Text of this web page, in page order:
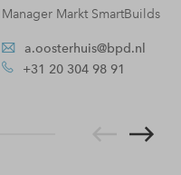
Manager Markt SmartBuilds
a.oosterhuis@bpd.nl
+31 20 304 98 91